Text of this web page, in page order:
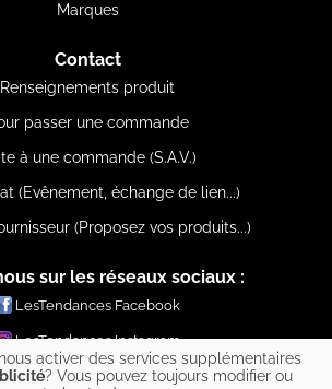
Marques
Contact
Renseignements produit
passer une commande
à une commande (S.A.V.)
(Evênement, échange de lien...)
(Proposez vos produits...)
sur les réseaux sociaux :
LesTendances Facebook
LesTendances Instagram
LesTendances Pinterest
activer des services supplémentaires
? Vous pouvez toujours modifier ou